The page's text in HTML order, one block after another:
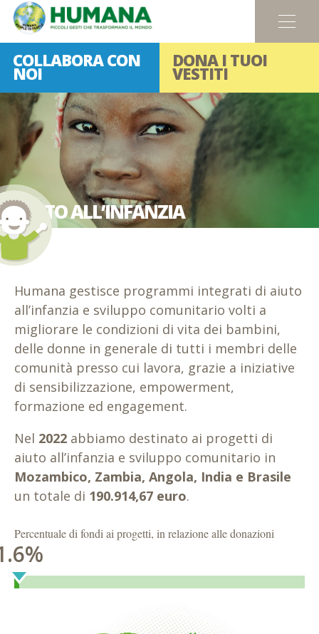
Menu
COLLABORA CON
NOI
DONA I TUOI
VESTITI
AIUTOALL’INFANZIA
Humana gestisce programmi integrati di aiuto
all’infanzia e sviluppo comunitario volti a
migliorare le condizioni di vita dei bambini,
delle donne in generale di tutti i membri delle
comunità presso cui lavora, grazie a iniziative
di sensibilizzazione, empowerment,
formazione ed engagement.
Nel 2022 abbiamo destinato ai progetti di
aiuto all’infanzia e sviluppo comunitario in
Mozambico, Zambia, Angola, India e Brasile
un totale di 190.914,67 euro.
Percentuale di fondi ai progetti, in relazione alle donazioni
%